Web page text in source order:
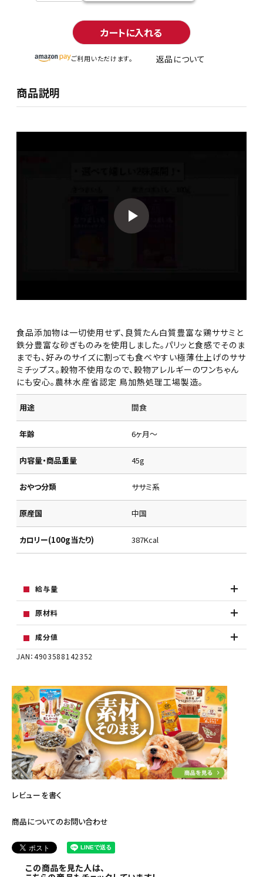
カートに入れる
ご利用いただけます。 返品について
商品説明
食品添加物は一切使用せず、良質たん白質豊富な鶏ササミと
鉄分豊富な砂ぎものみを使用しました。パリッと食感でそのま
までも、好みのサイズに割っても食べやすい極薄仕上げのササ
ミチップス。穀物不使用なので、穀物アレルギーのワンちゃん
にも安心。農林水産省認定 鳥加熱処理工場製造。
用途 間食
年齢 6ヶ月～
内容量・商品重量 45g
おやつ分類 ササミ系
原産国 中国
カロリー(100g当たり) 387Kcal
給与量
原材料
成分値
JAN：4903588142352
レビューを書く
商品についてのお問い合わせ
この商品を見た人は、